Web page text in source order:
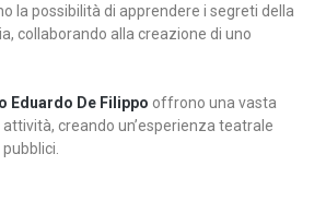
la possibilità di apprendere i segreti della
collaborando alla creazione di uno
Eduardo De Filippo offrono una vasta
creando un’esperienza teatrale